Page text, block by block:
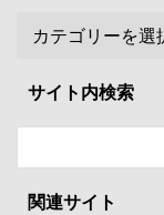
サイト内検索
関連サイト